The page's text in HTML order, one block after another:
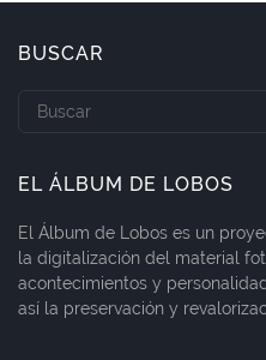
BUSCAR
EL ÁLBUM DE LOBOS
El Álbum de Lobos es un
la digitalización del material
acontecimientos y
así la preservación y